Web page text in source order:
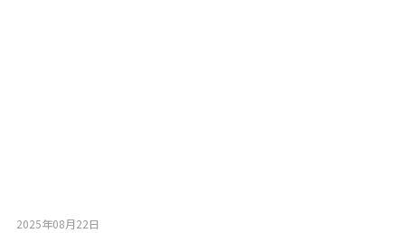
2025年08月22日